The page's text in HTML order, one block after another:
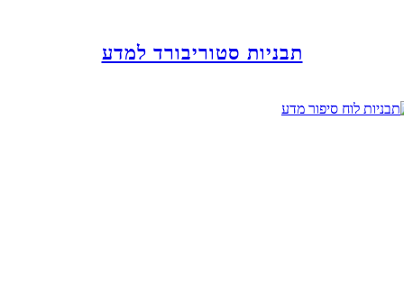
תבניות סטוריבורד למדע